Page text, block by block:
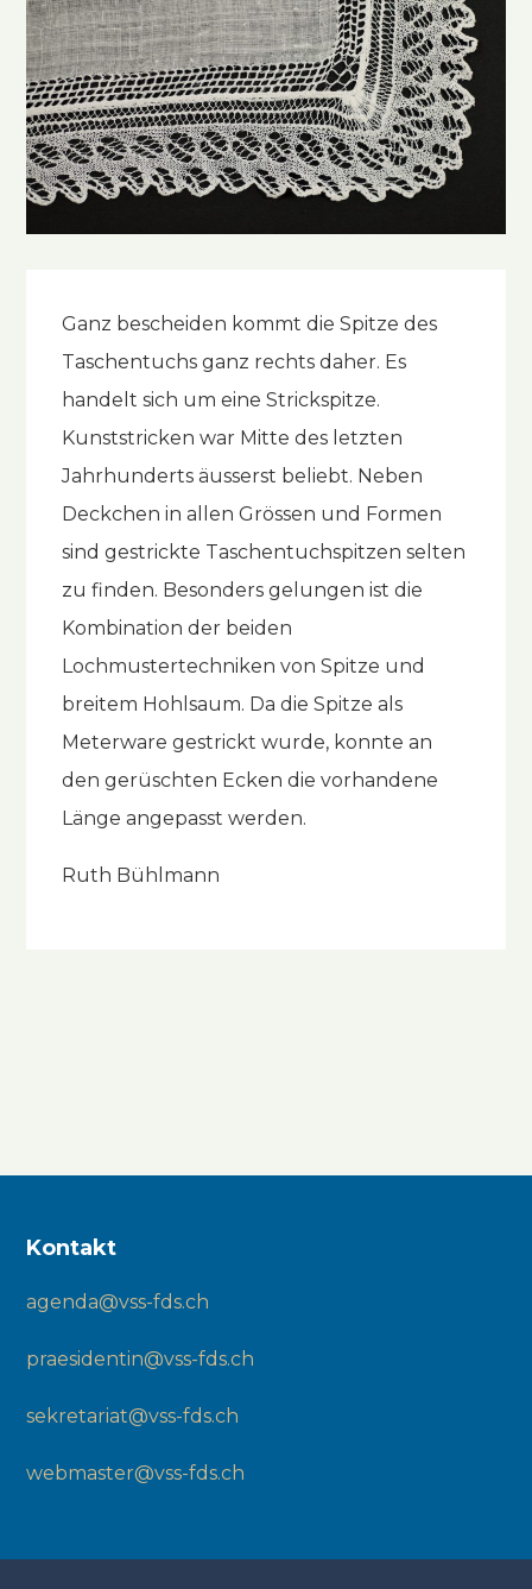
Ganz bescheiden kommt die Spitze des
Taschentuchs ganz rechts daher. Es
handelt sich um eine Strickspitze.
Kunststricken war Mitte des letzten
Jahrhunderts äusserst beliebt. Neben
Deckchen in allen Grössen und Formen
sind gestrickte Taschentuchspitzen selten
zu finden. Besonders gelungen ist die
Kombination der beiden
Lochmustertechniken von Spitze und
breitem Hohlsaum. Da die Spitze als
Meterware gestrickt wurde, konnte an
den gerüschten Ecken die vorhandene
Länge angepasst werden.
Ruth Bühlmann
Kontakt
agenda@vss-fds.ch
praesidentin@vss-fds.ch
sekretariat@vss-fds.ch
webmaster@vss-fds.ch